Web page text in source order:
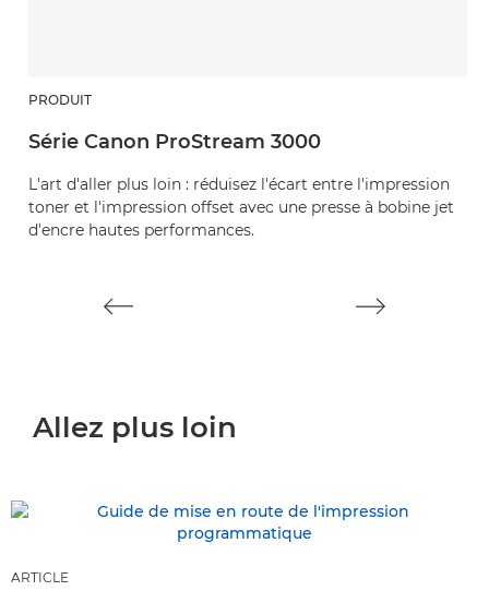
PRODUIT
Série Canon ProStream 3000
L'art d'aller plus loin : réduisez l'écart entre l'impression
toner et l'impression offset avec une presse à bobine jet
d'encre hautes performances.
Allez plus loin
ARTICLE